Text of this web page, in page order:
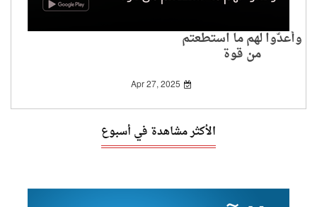
وأعدّوا لهم ما استطعتم
من قوة
Apr 27, 2025
الأكثر مشاهدة في أسبوع